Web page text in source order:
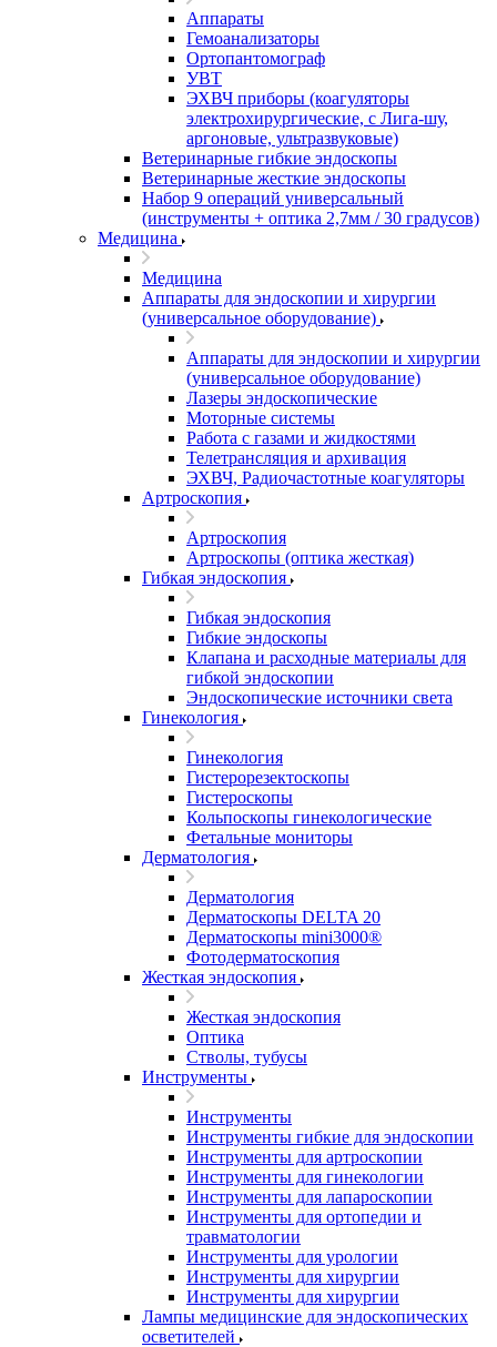
Аппараты
Гемоанализаторы
Ортопантомограф
УВТ
ЭХВЧ приборы (коагуляторы
электрохирургические, с Лига-шу,
аргоновые, ультразвуковые)
Ветеринарные гибкие эндоскопы
Ветеринарные жесткие эндоскопы
Набор 9 операций универсальный
(инструменты + оптика 2,7мм / 30 градусов)
Медицина
Медицина
Аппараты для эндоскопии и хирургии
(универсальное оборудование)
Аппараты для эндоскопии и хирургии
(универсальное оборудование)
Лазеры эндоскопические
Моторные системы
Работа с газами и жидкостями
Телетрансляция и архивация
ЭХВЧ, Радиочастотные коагуляторы
Артроскопия
Артроскопия
Артроскопы (оптика жесткая)
Гибкая эндоскопия
Гибкая эндоскопия
Гибкие эндоскопы
Клапана и расходные материалы для
гибкой эндоскопии
Эндоскопические источники света
Гинекология
Гинекология
Гистерорезектоскопы
Гистероскопы
Кольпоскопы гинекологические
Фетальные мониторы
Дерматология
Дерматология
Дерматоскопы DELTA 20
Дерматоскопы mini3000®
Фотодерматоскопия
Жесткая эндоскопия
Жесткая эндоскопия
Оптика
Стволы, тубусы
Инструменты
Инструменты
Инструменты гибкие для эндоскопии
Инструменты для артроскопии
Инструменты для гинекологии
Инструменты для лапароскопии
Инструменты для ортопедии и
травматологии
Инструменты для урологии
Инструменты для хирургии
Инструменты для хирургии
Лампы медицинские для эндоскопических
осветителей